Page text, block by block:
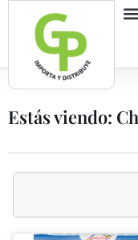
Estás viendo: